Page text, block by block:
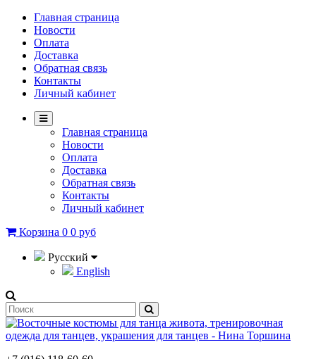
Главная страница
Новости
Оплата
Доставка
Обратная связь
Контакты
Личный кабинет
Главная страница
Новости
Оплата
Доставка
Обратная связь
Контакты
Личный кабинет
Корзина 0 0 руб
Русский
English